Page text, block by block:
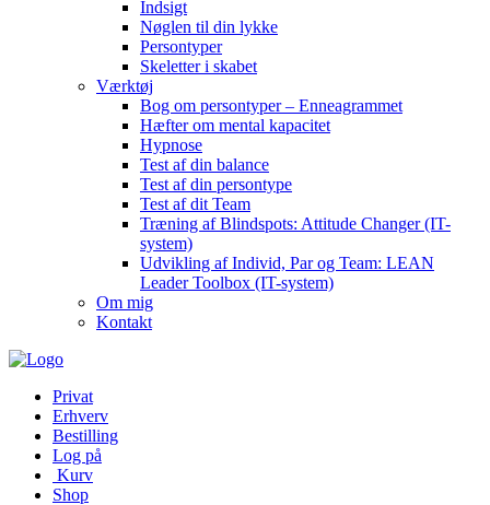
Indsigt
Nøglen til din lykke
Persontyper
Skeletter i skabet
Værktøj
Bog om persontyper – Enneagrammet
Hæfter om mental kapacitet
Hypnose
Test af din balance
Test af din persontype
Test af dit Team
Træning af Blindspots: Attitude Changer (IT-
system)
Udvikling af Individ, Par og Team: LEAN
Leader Toolbox (IT-system)
Om mig
Kontakt
Privat
Erhverv
Bestilling
Log på
Kurv
Shop